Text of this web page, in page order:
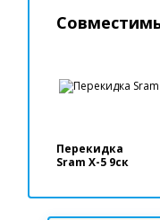
Перекидка
Sram X-5 9ск